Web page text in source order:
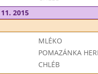
2015
MLÉKO
POMAZÁNKA
CHLÉB